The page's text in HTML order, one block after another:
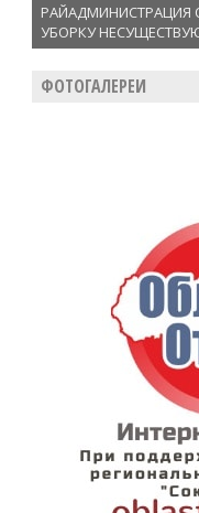
РАЙАДМИНИСТРАЦИЯ
УБОРКУ
ФОТОГАЛЕРЕИ